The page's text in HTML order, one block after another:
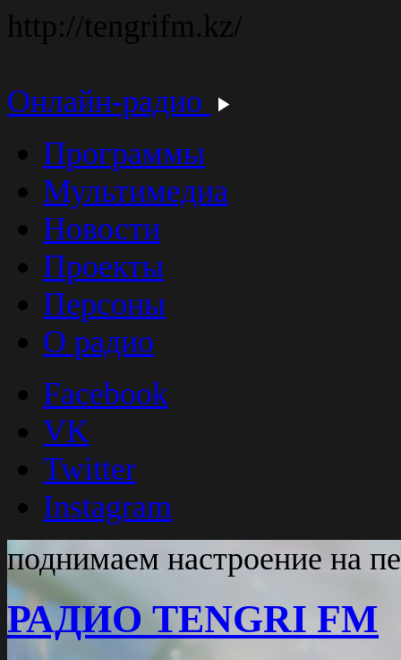
http://tengrifm.kz/
Онлайн-радио
Программы
Мультимедиа
Новости
Проекты
Персоны
О радио
Facebook
VK
Twitter
Instagram
поднимаем настроение на
РАДИО TENGRI FM